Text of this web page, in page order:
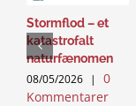
Stormflod – et
katastrofalt
naturfænomen
08/05/2026 |
0
Kommentarer